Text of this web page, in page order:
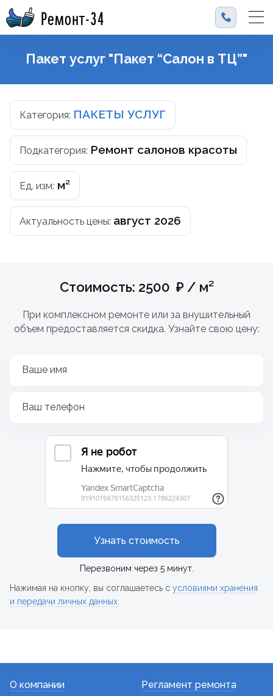
Ремонт-34
Пакет услуг "Пакет “Салон в ТЦ”"
Категория: ПАКЕТЫ УСЛУГ
Подкатегория: Ремонт салонов красоты
Ед. изм: м²
Актуальность цены: август 2026
Стоимость: 2500 ₽ / м²
При комплексном ремонте или за внушительный
объем предоставляется скидка. Узнайте свою цену:
Ваше имя
Ваш телефон
Узнать стоимость
Перезвоним через 5 минут.
Нажимая на кнопку, вы соглашаетесь с условиями хранения
и передачи личных данных
О компании
Регламент ремонта